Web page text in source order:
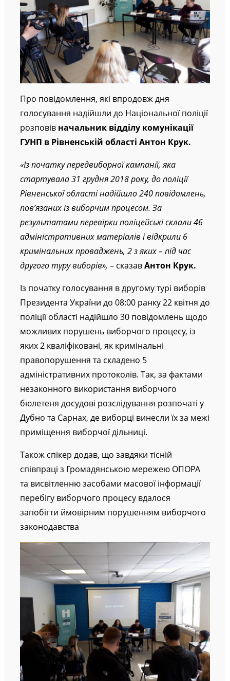
Про повідомлення, які впродовж дня
голосування надійшли до Національної поліції
розповів начальник відділу комунікації
ГУНП в Рівненській області Антон Крук.
«Із початку передвиборної кампанії, яка
стартувала 31 грудня 2018 року, до поліції
Рівненської області надійшло 240 повідомлень,
пов’язаних із виборчим процесом. За
результатами перевірки поліцейські склали 46
адміністративних матеріалів і відкрили 6
кримінальних проваджень, 2 з яких – під час
другого туру виборів», – сказавАнтон Крук.
Із початку голосування в другому турі виборів
Президента України до 08:00 ранку 22 квітня до
поліції області надійшло 30 повідомлень щодо
можливих порушень виборчого процесу, із
яких 2 кваліфіковані, як кримінальні
правопорушення та складено 5
адміністративних протоколів. Так, за фактами
незаконного використання виборчого
бюлетеня досудові розслідування розпочаті у
Дубно та Сарнах, де виборці винесли їх за межі
приміщення виборчої дільниці.
Також спікер додав, що завдяки тісній
співпраці з Громадянською мережею ОПОРА
та висвітленню засобами масової інформації
перебігу виборчого процесу вдалося
запобігти ймовірним порушенням виборчого
законодавства